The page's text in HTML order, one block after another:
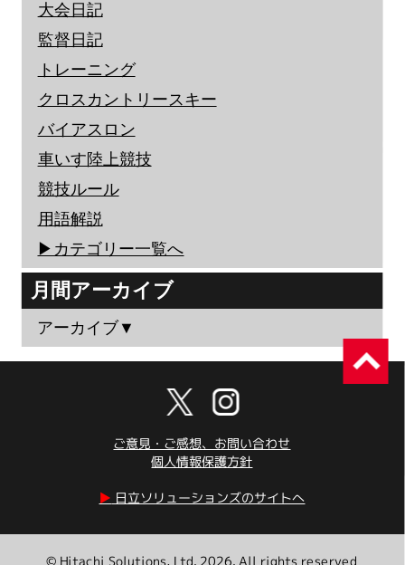
大会日記
監督日記
トレーニング
クロスカントリースキー
バイアスロン
車いす陸上競技
競技ルール
用語解説
▶︎カテゴリー一覧へ
月間アーカイブ
アーカイブ▼
ご意見・ご感想、お問い合わせ
個人情報保護方針
▶︎ 日立ソリューションズのサイトへ
© Hitachi Solutions, Ltd. 2026. All rights reserved